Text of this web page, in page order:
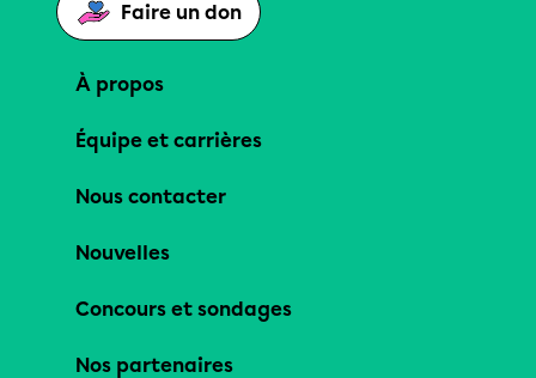
Faire un don
À propos
Équipe et carrières
Nous contacter
Nouvelles
Concours et sondages
Nos partenaires